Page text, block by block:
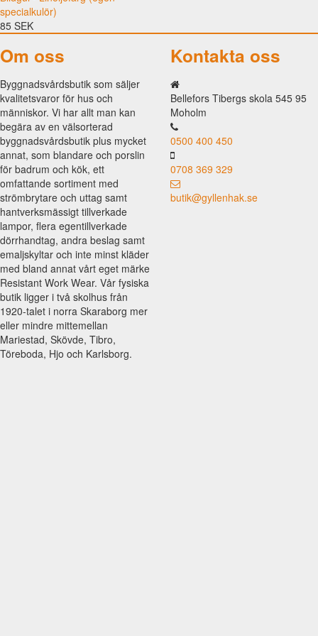
specialkulör)
85 SEK
Om oss
Byggnadsvårdsbutik som säljer
kvalitetsvaror för hus och
människor. Vi har allt man kan
begära av en välsorterad
byggnadsvårdsbutik plus mycket
annat, som blandare och porslin
för badrum och kök, ett
omfattande sortiment med
strömbrytare och uttag samt
hantverksmässigt tillverkade
lampor, flera egentillverkade
dörrhandtag, andra beslag samt
emaljskyltar och inte minst kläder
med bland annat vårt eget märke
Resistant Work Wear. Vår fysiska
butik ligger i två skolhus från
1920-talet i norra Skaraborg mer
eller mindre mittemellan
Mariestad, Skövde, Tibro,
Töreboda, Hjo och Karlsborg.
Kontakta oss
Bellefors Tibergs skola 545 95
Moholm
0500 400 450
0708 369 329
butik@gyllenhak.se